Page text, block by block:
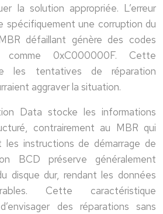
la solution appropriée. L’erreur
spécifiquement une corruption du
défaillant génère des codes
comme 0xC000000F. Cette
les tentatives de réparation
aggraver la situation.
Data stocke les informations
contrairement au MBR qui
les instructions de démarrage de
BCD préserve généralement
disque dur, rendant les données
Cette caractéristique
des réparations sans